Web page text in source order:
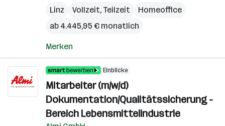
Linz
Vollzeit, Teilzeit
Homeoffice
ab 4.445,95 € monatlich
Merken
Einblicke
Mitarbeiter (m/w/d)
Dokumentation/Qualitätssicherung -
Bereich Lebensmittelindustrie